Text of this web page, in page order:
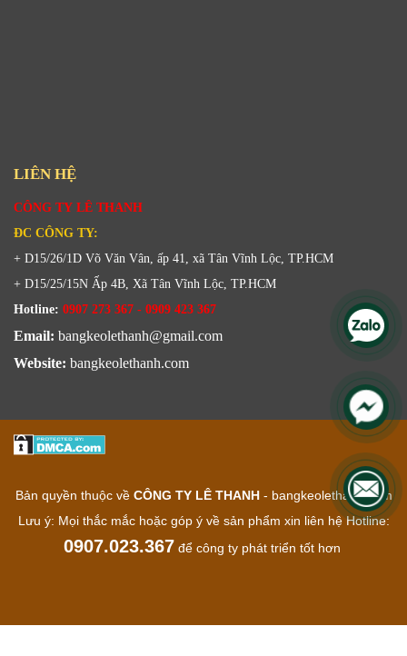
LIÊN HỆ
CÔNG TY LÊ THANH
ĐC CÔNG TY:
+ D15/26/1D Võ Văn Vân, ấp 41, xã Tân Vĩnh Lộc, TP.HCM
+ D15/25/15N Ấp 4B, Xã Tân Vĩnh Lộc, TP.HCM
Hotline: 0907 273 367 - 0909 423 367
Email: bangkeolethanh@gmail.com
Website: bangkeolethanh.com
Bản quyền thuộc về CÔNG TY LÊ THANH- bangkeolethanh.com
Lưu ý: Mọi thắc mắc hoặc góp ý về sản phẩm xin liên hệ Hotline:
0907.023.367 để công ty phát triển tốt hơn